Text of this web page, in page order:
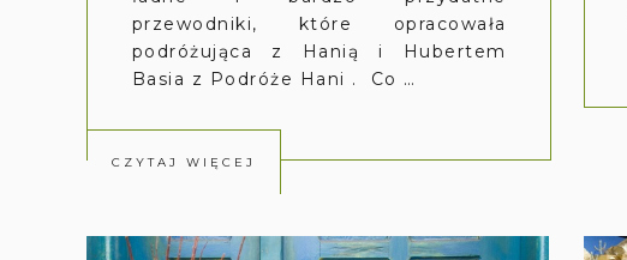
przewodniki, które opracowała
podróżująca z Hanią i Hubertem
Basia z Podróże Hani . Co …
CZYTAJ WIĘCEJ